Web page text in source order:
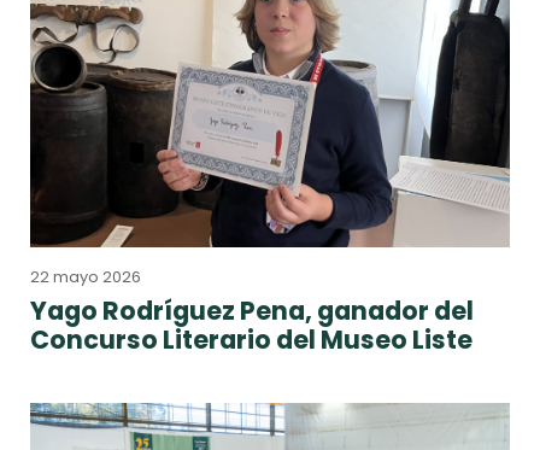
22 mayo 2026
Yago Rodríguez Pena, ganador del
Concurso Literario del Museo Liste